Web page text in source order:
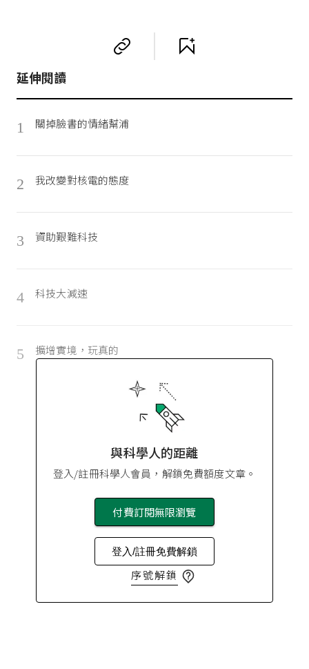
延伸閱讀
1 關掉臉書的情緒幫浦
2 我改變對核電的態度
3 資助艱難科技
4 科技大減速
5 擴增實境，玩真的
與科學人的距離
登入/註冊科學人會員，解鎖免費額度文章。
付費訂閱無限瀏覽
登入/註冊免費解鎖
序號解鎖